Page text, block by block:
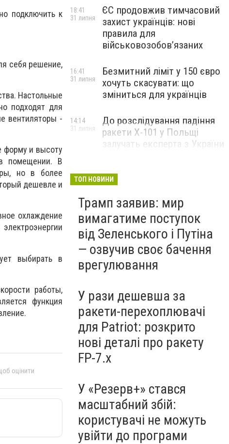
подключить к
себя решение,
Настольные
подходят для
вентиляторы -
форму и высоту
помещении. В
но в более
дешевле и
охлаждение
выбирать в
работы,
функция
оцінити
ЄС продовжив тимчасовий
захист українців: нові
правила для
військовозобов’язаних
18:41
31 липня
Безмитний ліміт у 150 євро
хочуть скасувати: що
зміниться для українців
16:41
31 липня
До розслідування падіння
ракети Х-101 у Польщі
залучать експерта з України
14:14
31 липня
ТОП НОВИНИ
Трамп заявив: мир
вимагатиме поступок
від Зеленського і Путіна
— озвучив своє бачення
врегулювання
У рази дешевша за
ракети-перехоплювачі
для Patriot: розкрито
нові деталі про ракету
FP-7.x
У «Резерв+» стався
масштабний збій:
користувачі не можуть
увійти до програми